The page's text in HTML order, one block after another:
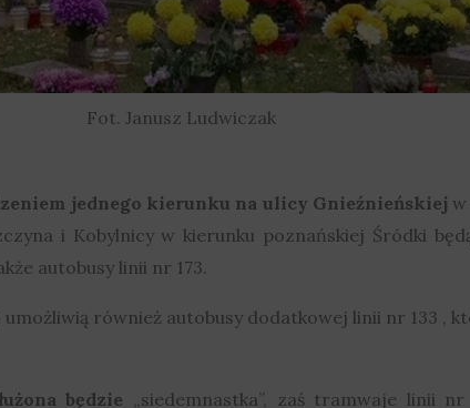
Fot. Janusz Ludwiczak
jednego kierunku na ulicy Gnieźnieńskiej
i Kobylnicy w kierunku poznańskiej Śródki
autobusy linii nr 173.
również autobusy dodatkowej linii nr 133 ,
będzie „siedemnastka”, zaś tramwaje linii